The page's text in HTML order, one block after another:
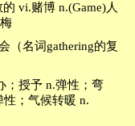
vi.赌博 n.(Game)人
（名词gathering的复
；授予 n.弹性；弯
；气候转暖 n.